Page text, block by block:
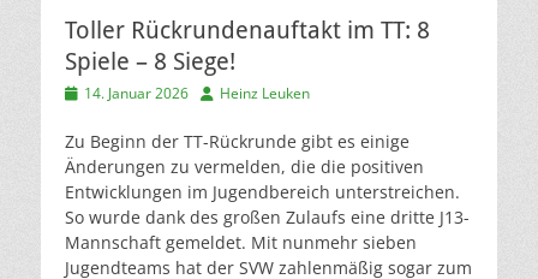
Toller Rückrundenauftakt im TT: 8
Spiele – 8 Siege!
Veröffentlicht
14. Januar 2026 AutorHeinz Leuken
Zu Beginn der TT-Rückrunde gibt es einige
Änderungen zu vermelden, die die positiven
Entwicklungen im Jugendbereich unterstreichen.
So wurde dank des großen Zulaufs eine dritte J13-
Mannschaft gemeldet. Mit nunmehr sieben
Jugendteams hat der SVW zahlenmäßig sogar zum